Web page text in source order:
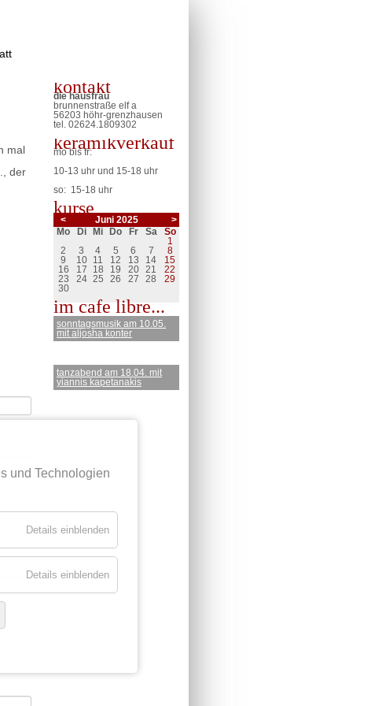
mal
der
kontakt
die hausfrau
brunnenstraße elf a
56203 höhr-grenzhausen
tel. 02624. 1809302
keramikverkauf
mo bis fr:
10-13 uhr und 15-18 uhr
so: 15-18 uhr
kurse
< Juni 2025
>
Montag
Dienstag
Mittwoch
Donnerstag
Freitag
Samstag
Sonntag
1
2
3 4 5 6 7
8
9
10 11 12 13 14
15
16
17 18 19 20 21
22
23
24 25 26 27 28
29
30
im cafe libre...
sonntagsmusik am 10.05.
mit aljosha konter
tanzabend am 18.04. mit
yiannis kapetanakis
und Technologien
Details einblenden
Details einblenden